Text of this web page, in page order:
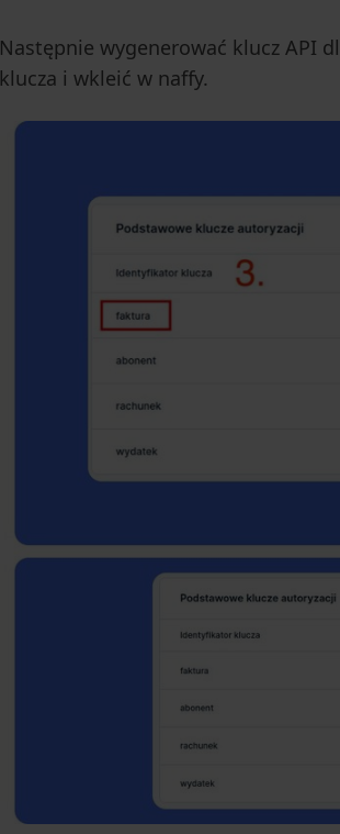
Następnie wygenerować klucz API
klucza i wkleić w naffy.